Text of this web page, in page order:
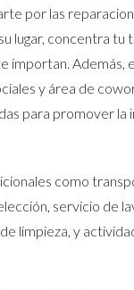
por las
lugar, concentra tu
importan. Además,
y área de
para promover la
como
servicio de
limpieza, y